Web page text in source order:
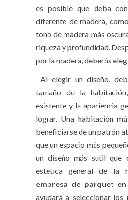
es posible que deba
diferente de madera,
tono de madera más
riqueza y profundidad.
por la madera, deberás
Al elegir un diseño,
tamaño de la
existente y la apariencia
lograr. Una habitación
beneficiarse de un patrón
que un espacio más
un diseño más sutil que
estética general de la
empresa de parquet
ayudará a seleccionar los